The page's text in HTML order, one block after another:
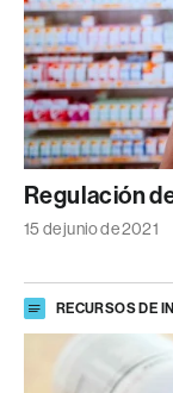
Regulación
15 de junio de 2021
RECURSOS DE